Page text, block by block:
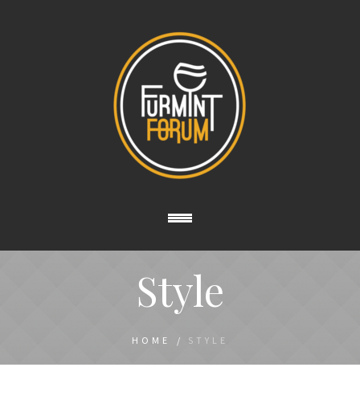
Style
HOME / STYLE